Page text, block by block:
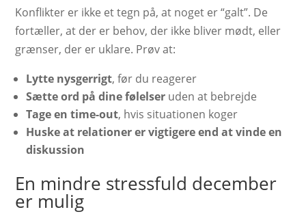
Konflikter er ikke et tegn på, at noget er “galt”. De
fortæller, at der er behov, der ikke bliver mødt, eller
grænser, der er uklare. Prøv at:
Lytte nysgerrigt, før du reagerer
Sætte ord på dine følelser uden at bebrejde
Tage en time-out, hvis situationen koger
Huske at relationer er vigtigere end at vinde en
diskussion
En mindre stressfuld december
er mulig